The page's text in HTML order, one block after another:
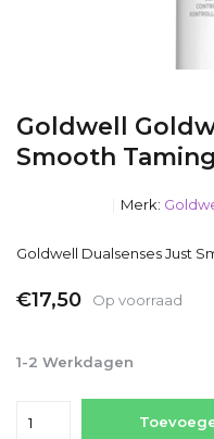
Goldwell
Smooth
Merk:
Goldwell Dualsenses Just
€17,50 Op voorraad
1-2 Werkdagen